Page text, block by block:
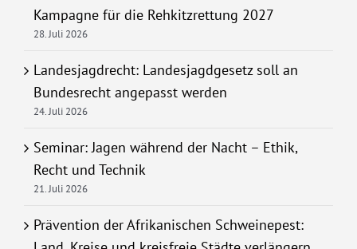
Kampagne für die Rehkitzrettung 2027
28. Juli 2026
Landesjagdrecht: Landesjagdgesetz soll an
Bundesrecht angepasst werden
24. Juli 2026
Seminar: Jagen während der Nacht – Ethik,
Recht und Technik
21. Juli 2026
Prävention der Afrikanischen Schweinepest: